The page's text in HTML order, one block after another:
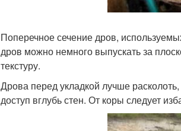
Поперечное сечение дров,
дров можно немного выпускать за
текстуру.
Дрова перед укладкой лучше
доступ вглубь стен. От коры следует